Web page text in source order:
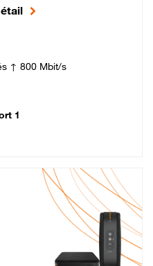
↑ 800 Mbit/s
1
57,99 € par mois, Engagement 12 mois